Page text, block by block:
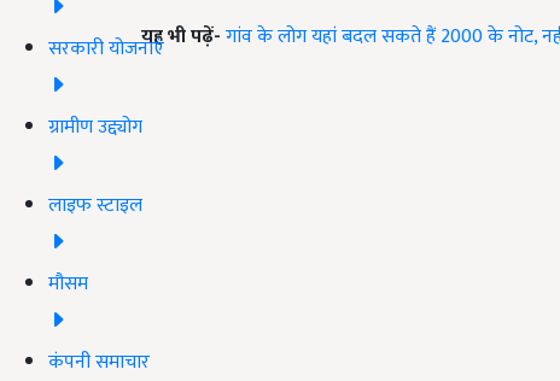
सरकारी योजनाएं
ग्रामीण उद्द्योग
लाइफ स्टाइल
मौसम
कंपनी समाचार
यह भी पढ़ें-गांव के लोग यहां बदल सकते हैं 2000 के नोट,